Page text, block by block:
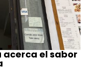
acerca el sabor